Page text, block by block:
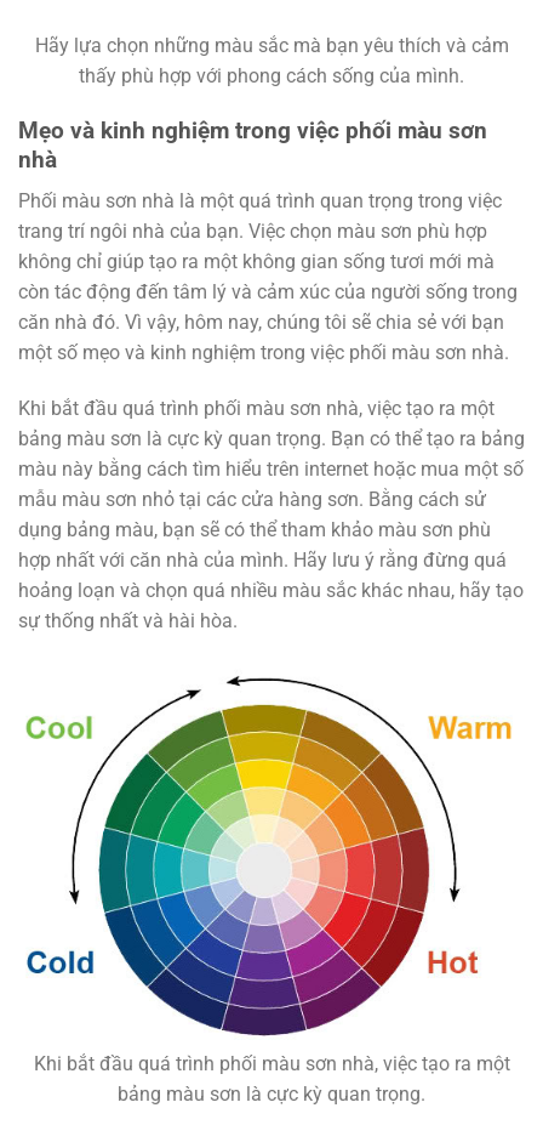
Hãy lựa chọn những màu sắc mà bạn yêu thích và cảm
thấy phù hợp với phong cách sống của mình.
Mẹo và kinh nghiệm trong việc phối màu sơn
nhà
Phối màu sơn nhà là một quá trình quan trọng trong việc
trang trí ngôi nhà của bạn. Việc chọn màu sơn phù hợp
không chỉ giúp tạo ra một không gian sống tươi mới mà
còn tác động đến tâm lý và cảm xúc của người sống trong
căn nhà đó. Vì vậy, hôm nay, chúng tôi sẽ chia sẻ với bạn
một số mẹo và kinh nghiệm trong việc phối màu sơn nhà.
Khi bắt đầu quá trình phối màu sơn nhà, việc tạo ra một
bảng màu sơn là cực kỳ quan trọng. Bạn có thể tạo ra bảng
màu này bằng cách tìm hiểu trên internet hoặc mua một số
mẫu màu sơn nhỏ tại các cửa hàng sơn. Bằng cách sử
dụng bảng màu, bạn sẽ có thể tham khảo màu sơn phù
hợp nhất với căn nhà của mình. Hãy lưu ý rằng đừng quá
hoảng loạn và chọn quá nhiều màu sắc khác nhau, hãy tạo
sự thống nhất và hài hòa.
Khi bắt đầu quá trình phối màu sơn nhà, việc tạo ra một
bảng màu sơn là cực kỳ quan trọng.